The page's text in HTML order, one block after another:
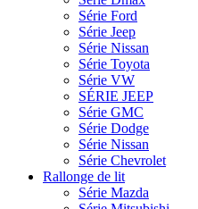
Série Ford
Série Jeep
Série Nissan
Série Toyota
Série VW
SÉRIE JEEP
Série GMC
Série Dodge
Série Nissan
Série Chevrolet
Rallonge de lit
Série Mazda